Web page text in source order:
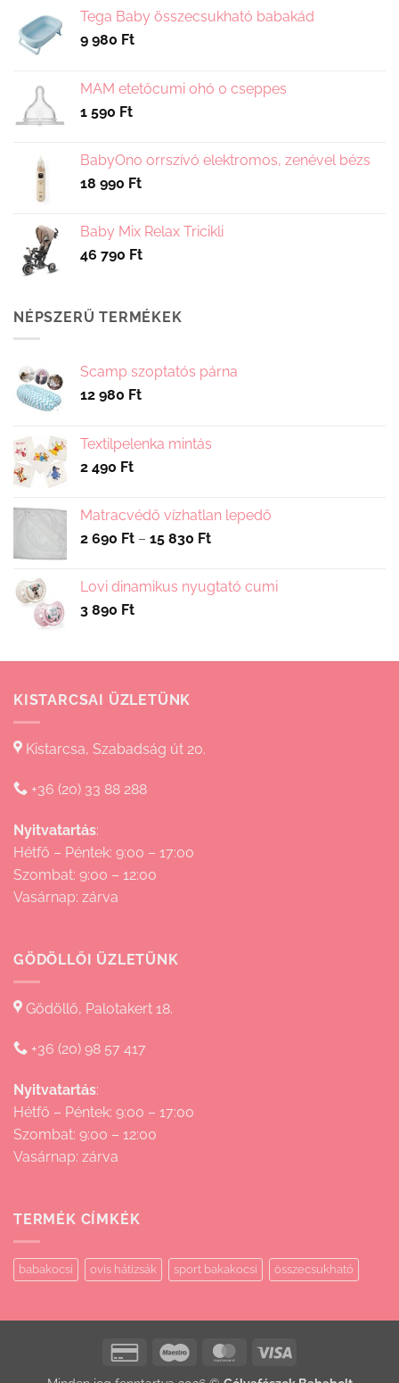
Tega Baby összecsukható babakád
9 980 Ft
MAM etetőcumi 0hó 0 cseppes
1 590 Ft
BabyOno orrszívó elektromos, zenével bézs
18 990 Ft
Baby Mix Relax Tricikli
46 790 Ft
NÉPSZERŰ TERMÉKEK
Scamp szoptatós párna
12 980 Ft
Textilpelenka mintás
2 490 Ft
Matracvédő vízhatlan lepedő
2 690 Ft – 15 830 FtÁrtartomány:
-
Lovi dinamikus nyugtató cumi
3 890 Ft
KISTARCSAI ÜZLETÜNK
Kistarcsa, Szabadság út 20.
+36 (20) 33 88 288
Nyitvatartás:
Hétfő – Péntek: 9:00 – 17:00
Szombat: 9:00 – 12:00
Vasárnap: zárva
GÖDÖLLŐI ÜZLETÜNK
Gödöllő, Palotakert 18.
+36 (20) 98 57 417
Nyitvatartás:
Hétfő – Péntek: 9:00 – 17:00
Szombat: 9:00 – 12:00
Vasárnap: zárva
TERMÉK CÍMKÉK
babakocsi ovis hátizsák sport bakakocsi összecsukható
Credit
Maestro MasterCard